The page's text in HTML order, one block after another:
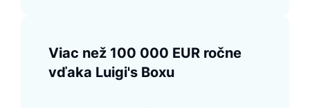
Viac než 100 000 EUR ročne
vďaka Luigi's Boxu